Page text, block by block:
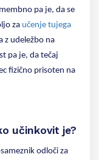
pa je, da se
za učenje tujega
z udeležbo na
pa je, da tečaj
fizično prisoten na
učinkovit je?
odloči za